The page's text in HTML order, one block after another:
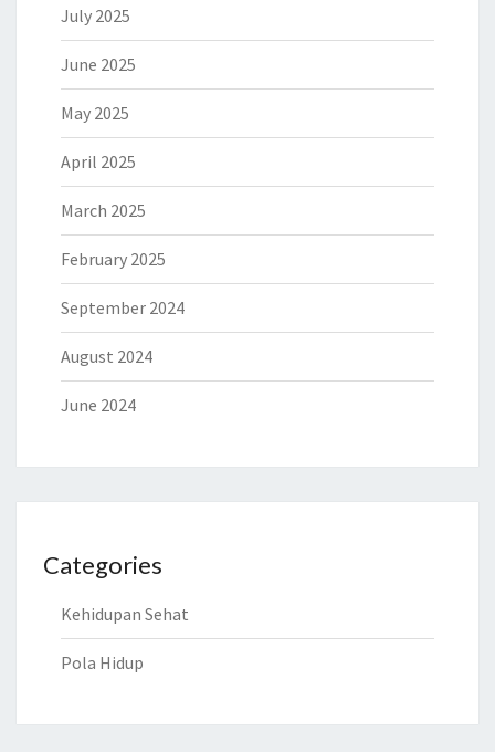
July 2025
June 2025
May 2025
April 2025
March 2025
February 2025
September 2024
August 2024
June 2024
Categories
Kehidupan Sehat
Pola Hidup